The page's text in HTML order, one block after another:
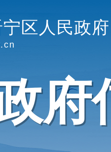
区人民政府
府